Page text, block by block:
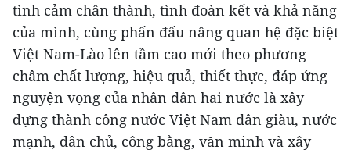
tình cảm chân thành, tình đoàn kết và khả năng
của mình, cùng phấn đấu nâng quan hệ đặc biệt
Việt Nam-Lào lên tầm cao mới theo phương
châm chất lượng, hiệu quả, thiết thực, đáp ứng
nguyện vọng của nhân dân hai nước là xây
dựng thành công nước Việt Nam dân giàu, nước
mạnh, dân chủ, công bằng, văn minh và xây